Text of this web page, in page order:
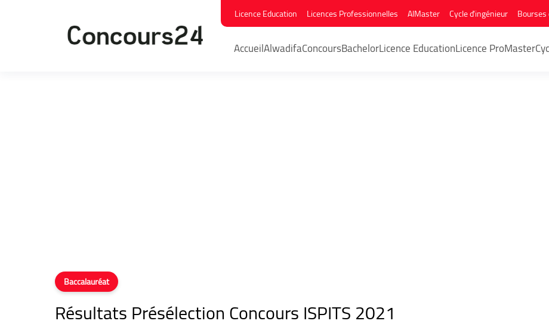
Licence Education Licences Professionnelles AlMaster Cycle d'ingénieur
AccueilAlwadifaConcoursBachelorLicence EducationLicence ProMaster
Baccalauréat
Résultats Présélection Concours ISPITS 2021